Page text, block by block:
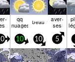
qq
nuages beau aver­
ses
10 10 5